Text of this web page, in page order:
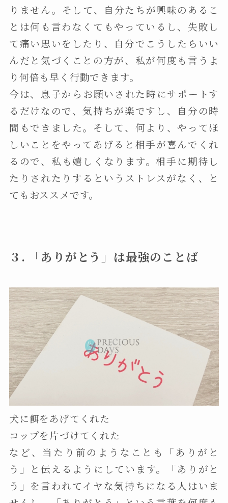
りません。そして、自分たちが興味のあるこ
とは何も言わなくてもやっているし、失敗し
て痛い思いをしたり、自分でこうしたらいい
んだと気づくことの方が、私が何度も言うよ
り何倍も早く行動できます。
今は、息子からお願いされた時にサポートす
るだけなので、気持ちが楽ですし、自分の時
間もできました。そして、何より、やってほ
しいことをやってあげると相手が喜んでくれ
るので、私も嬉しくなります。相手に期待し
たりされたりするというストレスがなく、と
てもおススメです。
３. 「ありがとう」は最強のことば
犬に餌をあげてくれた
コップを片づけてくれた
など、当たり前のようなことも「ありがと
う」と伝えるようにしています。「ありがと
う」を言われてイヤな気持ちになる人はいま